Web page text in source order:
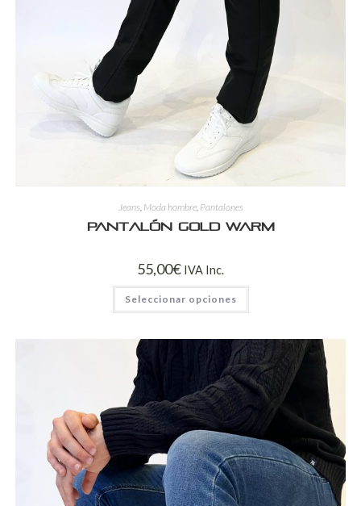
Jeans Moda hombre, Pantalones
Pantalón Gold Warm
55,00€ IVA Inc.
Seleccionar opciones